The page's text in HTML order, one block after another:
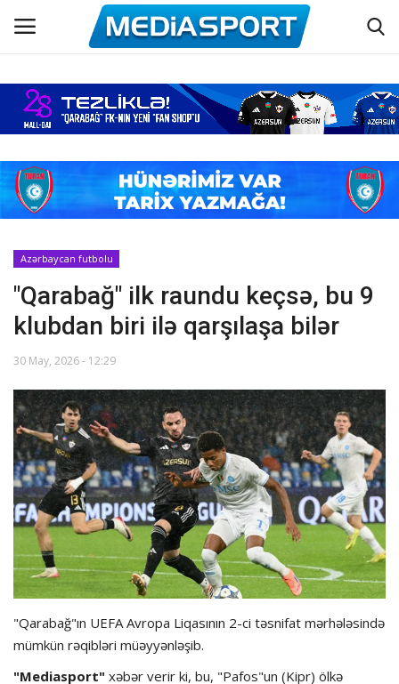
Əsas
Azərbaycan futbolu
Maraqlı
Əlaqə
Haqqımızda
Dünya futbolu
Hadisə
Olimpiada
Layihə
Formula 1
İdman növləri
Azərbaycan futbolu
"Qarabağ" ilk raundu keçsə, bu 9
klubdan biri ilə qarşılaşa bilər
30 May, 2026 - 12:29
"Qarabağ"ın UEFA Avropa Liqasının 2-ci təsnifat mərhələsində
mümkün rəqibləri müəyyənləşib.
"Mediasport" xəbər verir ki, bu, "Pafos"un (Kipr) ölkə